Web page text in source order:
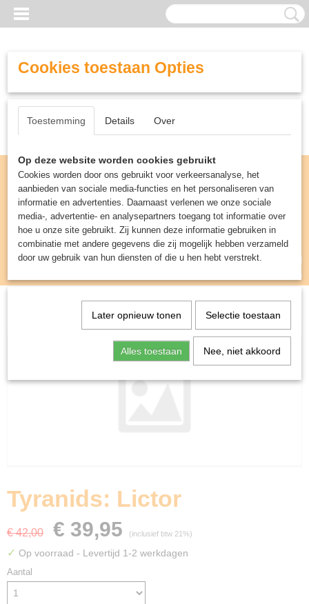
Inloggen Registreren
UW WINKELWAGEN
(0)
Miniature Gaming>Tyranids: Lictor
Tyranids: Lictor
€ 42,00 € 39,95 (inclusief btw 21%)
✓ Op voorraad - Levertijd 1-2 werkdagen
Aantal
Cookies toestaan Opties
Toestemming Details Over
Op deze website worden cookies gebruikt
Cookies worden door ons gebruikt voor verkeersanalyse, het
aanbieden van sociale media-functies en het personaliseren van
informatie en advertenties. Daarnaast verlenen we onze sociale
media-, advertentie- en analysepartners toegang tot informatie over
hoe u onze site gebruikt. Zij kunnen deze informatie gebruiken in
combinatie met andere gegevens die zij mogelijk hebben verzameld
door uw gebruik van hun diensten of die u hen hebt verstrekt.
Later opnieuw tonen Selectie toestaan
Alles toestaan Nee, niet akkoord